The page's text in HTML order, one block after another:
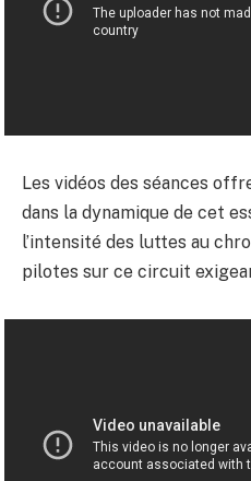
Les vidéos des séances
dans la dynamique de cet
l’intensité des luttes au
pilotes sur ce circuit